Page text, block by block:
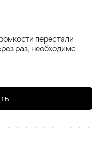
перестали
раз, необходимо